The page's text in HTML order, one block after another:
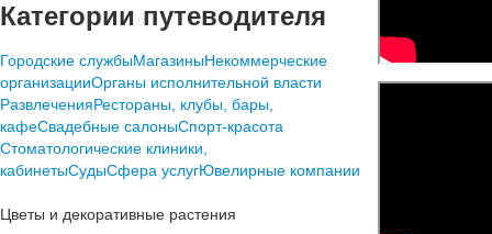
Категории путеводителя
Городские службыМагазиныНекоммерческие
организацииОрганы исполнительной власти
РазвлеченияРестораны, клубы, бары,
кафеСвадебные салоныСпорт-красота
Стоматологические клиники,
кабинетыСудыСфера услугЮвелирные компании
Цветы и декоративные растения